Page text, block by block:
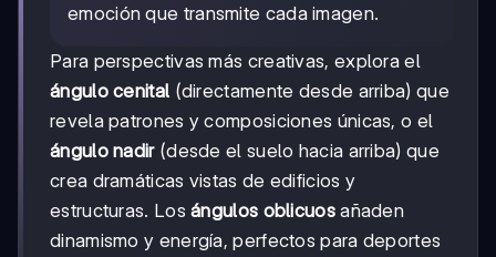
emoción que transmite cada imagen.
Para perspectivas más creativas, explora el
ángulo cenital (directamente desde arriba) que
revela patrones y composiciones únicas, o el
ángulo nadir(desde el suelo hacia arriba) que
crea dramáticas vistas de edificios y
estructuras. Losángulos oblicuosañaden
dinamismo y energía, perfectos para deportes